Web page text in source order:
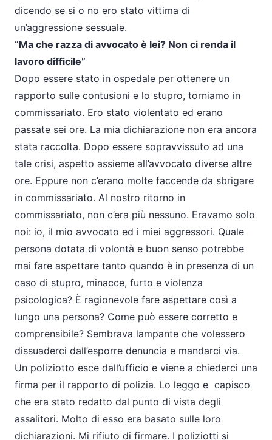
dicendo se si o no ero stato vittima di
un’aggressione sessuale.
“Ma che razza di avvocato è lei? Non ci renda il
lavoro difficile”
Dopo essere stato in ospedale per ottenere un
rapporto sulle contusioni e lo stupro, torniamo in
commissariato. Ero stato violentato ed erano
passate sei ore. La mia dichiarazione non era ancora
stata raccolta. Dopo essere sopravvissuto ad una
tale crisi, aspetto assieme all’avvocato diverse altre
ore. Eppure non c’erano molte faccende da sbrigare
in commissariato. Al nostro ritorno in
commissariato, non c’era più nessuno. Eravamo solo
noi: io, il mio avvocato ed i miei aggressori. Quale
persona dotata di volontà e buon senso potrebbe
mai fare aspettare tanto quando è in presenza di un
caso di stupro, minacce, furto e violenza
psicologica? È ragionevole fare aspettare così a
lungo una persona? Come può essere corretto e
comprensibile? Sembrava lampante che volessero
dissuaderci dall’esporre denuncia e mandarci via.
Un poliziotto esce dall’ufficio e viene a chiederci una
firma per il rapporto di polizia. Lo leggo e capisco
che era stato redatto dal punto di vista degli
assalitori. Molto di esso era basato sulle loro
dichiarazioni. Mi rifiuto di firmare. I poliziotti si